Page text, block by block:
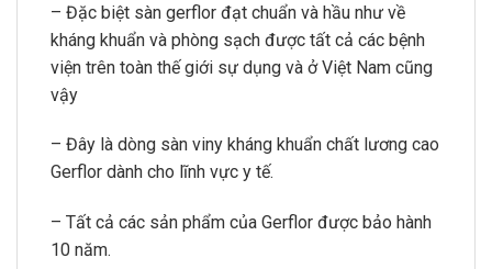
– Đặc biệt sàn gerflor đạt chuẩn và hầu như về
kháng khuẩn và phòng sạch được tất cả các bệnh
viện trên toàn thế giới sự dụng và ở Việt Nam cũng
vậy
– Đây là dòng sàn viny kháng khuẩn chất lương cao
Gerflor dành cho lĩnh vực y tế.
– Tất cả các sản phẩm của Gerflor được bảo hành
10 năm.